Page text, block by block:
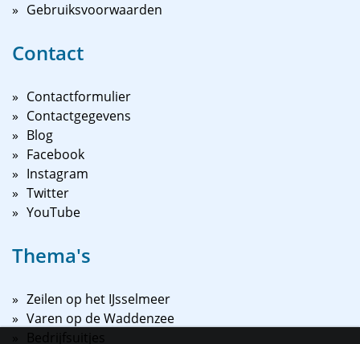
Gebruiksvoorwaarden
Contact
Contactformulier
Contactgegevens
Blog
Facebook
Instagram
Twitter
YouTube
Thema's
Zeilen op het IJsselmeer
Varen op de Waddenzee
Bedrijfsuitjes